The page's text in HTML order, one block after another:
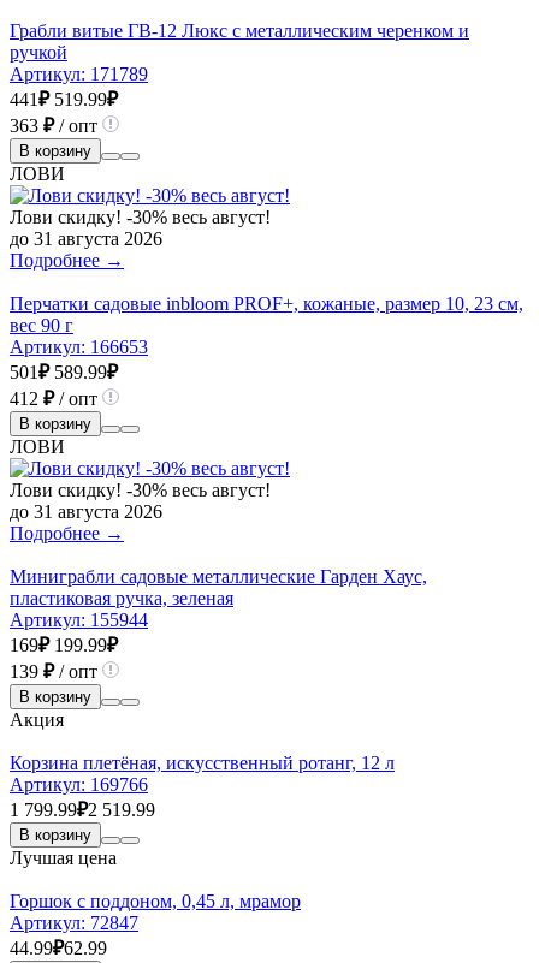
Грабли витые ГВ-12 Люкс с металлическим черенком и
ручкой
Артикул: 171789
441₽ 519.99₽
363 ₽/ опт
В корзину
ЛОВИ
Лови скидку! -30% весь август!
до 31 августа 2026
Подробнее →
Перчатки садовые inbloom PROF+, кожаные, размер 10, 23 см,
вес 90 г
Артикул: 166653
501₽ 589.99₽
412 ₽/ опт
В корзину
ЛОВИ
Лови скидку! -30% весь август!
до 31 августа 2026
Подробнее →
Миниграбли садовые металлические Гарден Хаус,
пластиковая ручка, зеленая
Артикул: 155944
169₽ 199.99₽
139 ₽/ опт
В корзину
Акция
Корзина плетёная, искусственный ротанг, 12 л
Артикул: 169766
1 799.99₽2 519.99
В корзину
Лучшая цена
Горшок с поддоном, 0,45 л, мрамор
Артикул: 72847
44.99₽62.99